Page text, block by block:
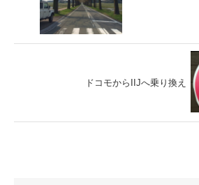
ドコモからIIJへ乗り換え